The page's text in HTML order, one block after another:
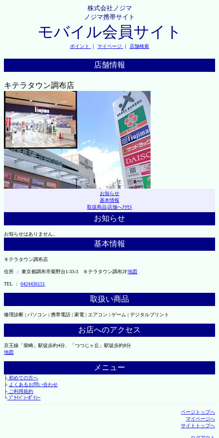
株式会社ノジマ
ノジマ携帯サイト
モバイル会員サイト
ポイント ｜ マイページ ｜ 店舗検索
店舗情報
キテラタウン調布店
お知らせ
基本情報
取扱商品|店舗へｱｸｾｽ
お知らせ
お知らせはありません。
基本情報
キテラタウン調布店
住所 ： 東京都調布市菊野台1-33-3 キテラタウン調布2F地図
TEL ： 0424436151
取扱い商品
修理診断 | パソコン | 携帯電話 | 家電 | エアコン | ゲーム | デジタルプリント
お店へのアクセス
京王線「柴崎」駅徒歩約4分、「つつじヶ丘」駅徒歩約8分
地図
メニュー
├初めての方へ
├ よくあるお問い合わせ
├ご利用規約
└ﾌﾟﾗｲﾊﾞｼｰﾎﾟﾘｼｰ
ページトップへ
マイページへ
サイトトップへ